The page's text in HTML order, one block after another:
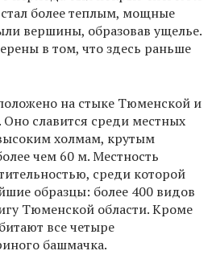
более теплым, мощные
вершины, образовав ущелье.
в том, что здесь раньше
на стыке Тюменской и
Оно славится среди местных
холмам, крутым
чем 60 м. Местность
среди которой
образцы: более 400 видов
Тюменской области. Кроме
все четыре
башмачка.